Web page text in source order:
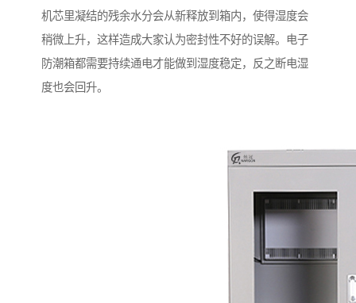
机芯里凝结的残余水分会从新释放到箱内，使得湿度会
稍微上升，这样造成大家认为密封性不好的误解。电子
防潮箱都需要持续通电才能做到湿度稳定，反之断电湿
度也会回升。